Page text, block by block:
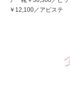
￥12,100／アビステ